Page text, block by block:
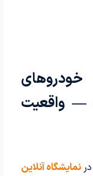
— واقعیت
نمایشگاه آنلاین